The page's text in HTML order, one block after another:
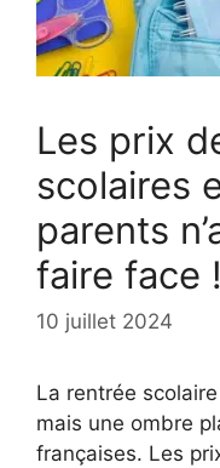
Les prix
scolaires
parents
faire face !
10 juillet 2024
La rentrée
mais une ombre
françaises. Les